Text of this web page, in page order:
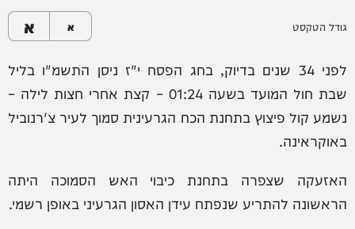
גודל הטקסט א א
לפני 34 שנים בדיוק, בחג הפסח י"ז ניסן התשמ"ו בליל
שבת חול המועד בשעה 01:24 – קצת אחרי חצות לילה –
נשמע קול פיצוץ בתחנת הכח הגרעינית סמוך לעיר צ'רנוביל
באוקראינה.
האזעקה שצפרה בתחנת כיבוי האש הסמוכה היתה
הראשונה להתריע שנפתח עידן האסון הגרעיני באופן רשמי.